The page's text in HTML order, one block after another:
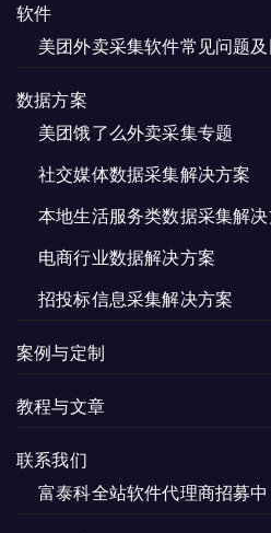
软件
美团外卖采集软件常见问题
数据方案
美团饿了么外卖采集专题
社交媒体数据采集解决方案
本地生活服务类数据采集解
电商行业数据解决方案
招投标信息采集解决方案
案例与定制
教程与文章
联系我们
富泰科全站软件代理商招募中